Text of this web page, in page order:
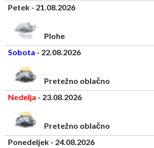
Petek - 21.08.2026
Plohe
Sobota - 22.08.2026
Pretežno oblačno
Nedelja - 23.08.2026
Pretežno oblačno
Ponedeljek - 24.08.2026